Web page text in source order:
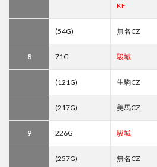
KF
(54G) 無名CZ
8 71G 駿城
(121G) 生駒CZ
(217G) 美馬CZ
9 226G 駿城
(257G) 無名CZ